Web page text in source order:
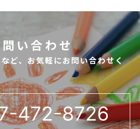
い合わせ
ど、お気軽にお問い合わせく